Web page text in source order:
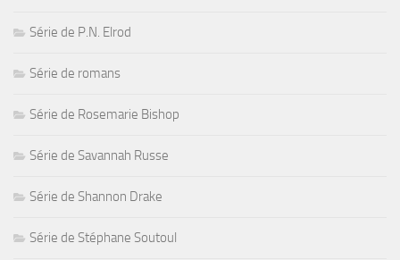
Série de P.N. Elrod
Série de romans
Série de Rosemarie Bishop
Série de Savannah Russe
Série de Shannon Drake
Série de Stéphane Soutoul